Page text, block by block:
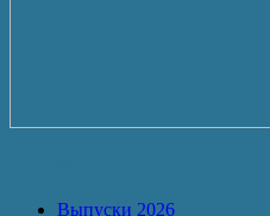
Выпуски 2026